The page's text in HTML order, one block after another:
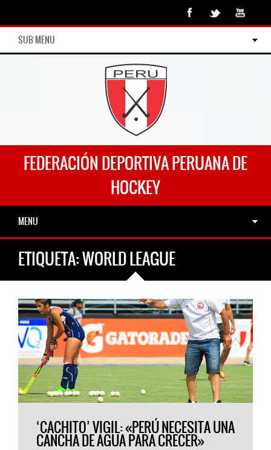
SUB MENU
FEDERACIÓN DEPORTIVA PERUANA DE
HOCKEY
MENU
ETIQUETA:WORLD LEAGUE
‘CACHITO’ VIGIL: «PERÚ NECESITA UNA
CANCHA DE AGUA PARA CRECER»